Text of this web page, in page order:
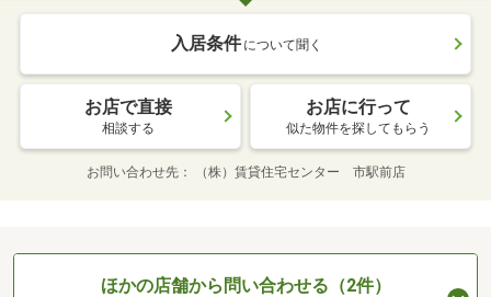
入居条件 について聞く
お店で直接
相談する
お店に行って
似た物件を探してもらう
お問い合わせ先 （株）賃貸住宅センター 市駅前店
ほかの店舗から問い合わせる（2件）